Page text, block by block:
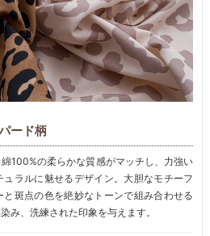
ード柄
100%の柔らかな質感がマッチし、力強い
ラルに魅せるデザイン。大胆なモチーフ
斑点の色を絶妙なトーンで組み合わせる
み、洗練された印象を与えます。